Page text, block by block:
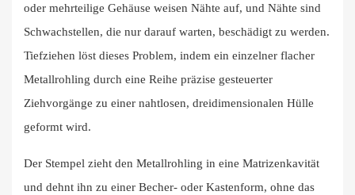
oder mehrteilige Gehäuse weisen Nähte auf, und Nähte sind
Schwachstellen, die nur darauf warten, beschädigt zu werden.
Tiefziehen löst dieses Problem, indem ein einzelner flacher
Metallrohling durch eine Reihe präzise gesteuerter
Ziehvorgänge zu einer nahtlosen, dreidimensionalen Hülle
geformt wird.
Der Stempel zieht den Metallrohling in eine Matrizenkavität
und dehnt ihn zu einer Becher- oder Kastenform, ohne das